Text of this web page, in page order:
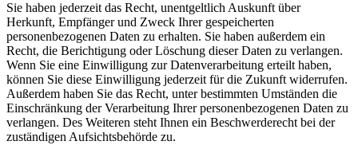
Sie haben jederzeit das Recht, unentgeltlich Auskunft über
Herkunft, Empfänger und Zweck Ihrer gespeicherten
personenbezogenen Daten zu erhalten. Sie haben außerdem ein
Recht, die Berichtigung oder Löschung dieser Daten zu verlangen.
Wenn Sie eine Einwilligung zur Datenverarbeitung erteilt haben,
können Sie diese Einwilligung jederzeit für die Zukunft widerrufen.
Außerdem haben Sie das Recht, unter bestimmten Umständen die
Einschränkung der Verarbeitung Ihrer personenbezogenen Daten zu
verlangen. Des Weiteren steht Ihnen ein Beschwerderecht bei der
zuständigen Aufsichtsbehörde zu.